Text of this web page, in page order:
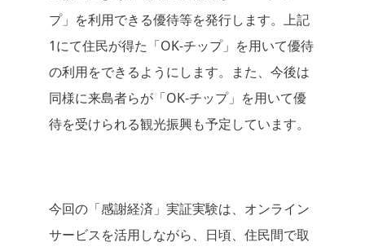
プ」を利用できる優待等を発行します。上記
1にて住民が得た「OK-チップ」を用いて優待
の利用をできるようにします。また、今後は
同様に来島者らが「OK-チップ」を用いて優
待を受けられる観光振興も予定しています。
今回の「感謝経済」実証実験は、オンライン
サービスを活用しながら、日頃、住民間で取